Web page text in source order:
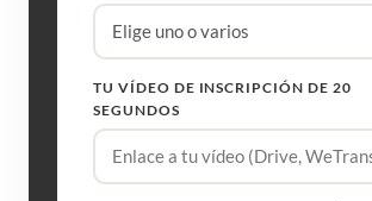
Elige uno o varios
TU VÍDEO DE INSCRIPCIÓN DE 20
SEGUNDOS